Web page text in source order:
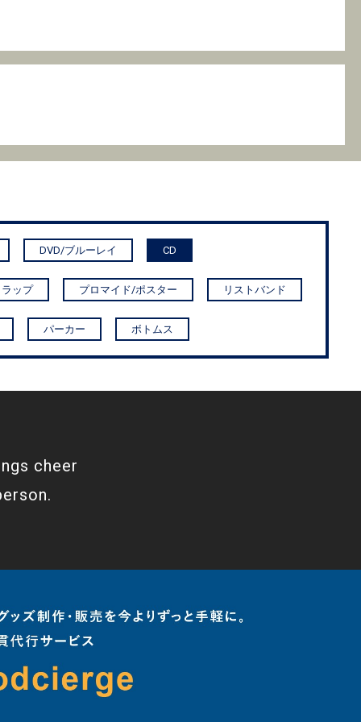
DVD/ブルーレイ CD
ップ プロマイド/ポスター リストバンド
パーカー ボトムス
cheer